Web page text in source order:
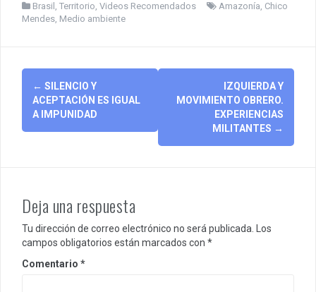
Brasil Territorio Videos Recomendados Amazonía Chico
Mendes Medio ambiente
Post
navigation
← SILENCIO Y
ACEPTACIÓN ES IGUAL
A IMPUNIDAD
IZQUIERDA Y
MOVIMIENTO OBRERO.
EXPERIENCIAS
MILITANTES →
Deja una respuesta
Tu dirección de correo electrónico no será publicada.
Los
campos obligatorios están marcados con *
Comentario *